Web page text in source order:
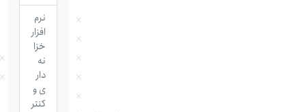
نرم
افزار
خزا
نه
دار
ی و
کنتر